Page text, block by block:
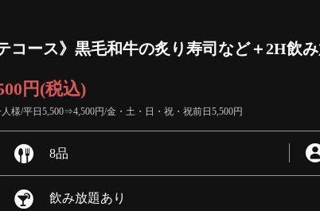
ース》黒毛和牛の炙り寿司など＋2H飲
円 (税込)
人様/平日5,500⇒4,500円/金・土・日・祝・祝前日5,500円
8品
飲み放題あり